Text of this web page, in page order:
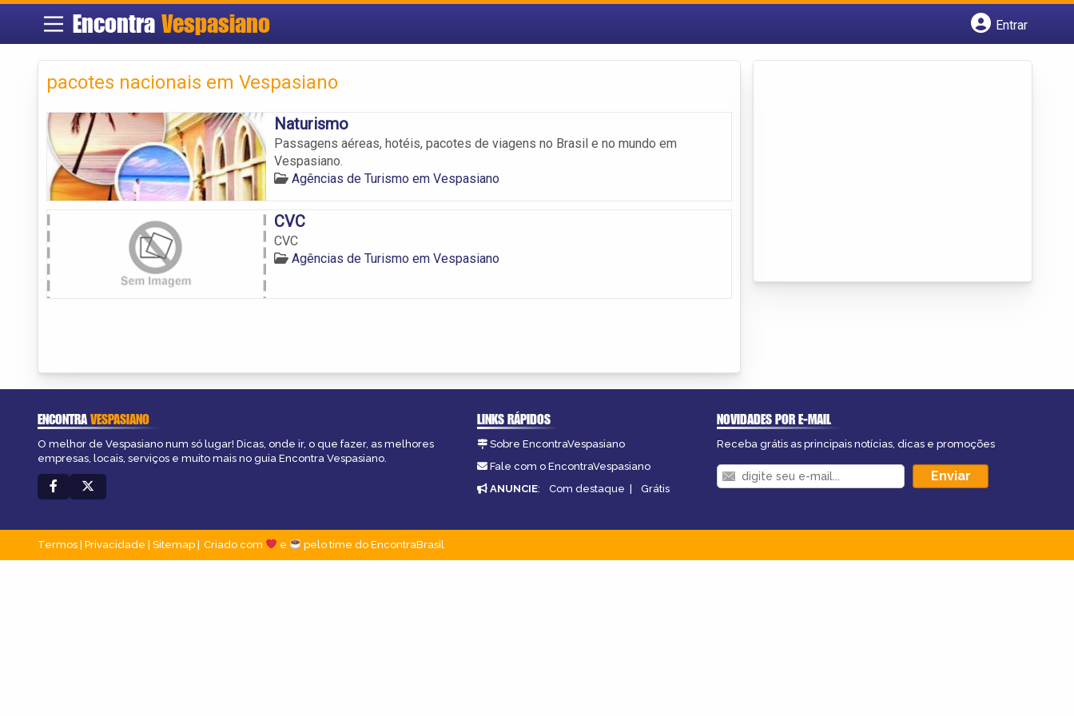
Encontra Vespasiano
Entrar
pacotes nacionais em Vespasiano
Naturismo
Passagens aéreas, hotéis, pacotes de viagens no Brasil e no mundo em
Vespasiano.
Agências de Turismo em Vespasiano
CVC
CVC
Agências de Turismo em Vespasiano
ENCONTRAVESPASIANO
O melhor de Vespasiano num só lugar! Dicas, onde ir, o que fazer, as melhores
empresas, locais, serviços e muito mais no guia Encontra Vespasiano.
LINKS RÁPIDOS
Sobre EncontraVespasiano
Fale com o EncontraVespasiano
ANUNCIE: Com destaque | Grátis
NOVIDADES POR E-MAIL
Receba grátis as principais notícias, dicas e promoções
Termos Privacidade Sitemap Criado com e pelo time do EncontraBrasil